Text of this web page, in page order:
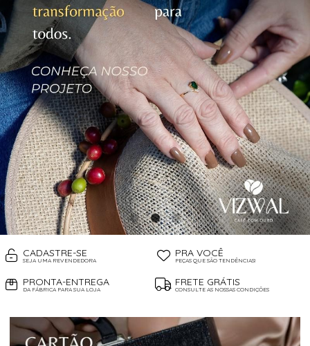
CADASTRE-SE
SEJA UMA REVENDEDORA
PRA VOCÊ
PEÇAS QUE SÃO TENDÊNCIAS!
PRONTA-ENTREGA
DA FÁBRICA PARA SUA LOJA
FRETE GRÁTIS
CONSULTE AS NOSSAS CONDIÇÕES